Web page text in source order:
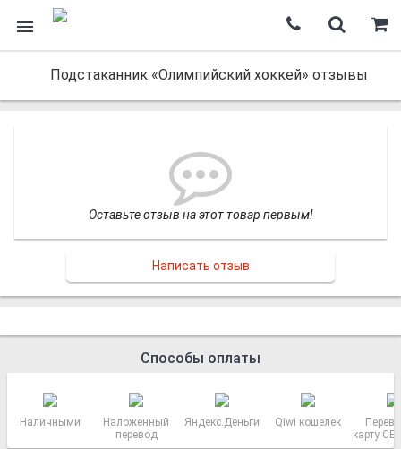
Подстаканник «Олимпийский хоккей» отзывы
Оставьте отзыв на этот товар первым!
Написать отзыв
Способы оплаты
Наличными
Наложенный
перевод
Яндекс.Деньги Qiwi кошелек
карту